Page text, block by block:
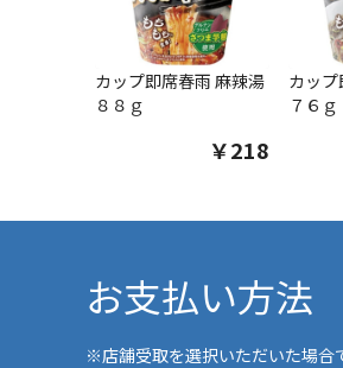
カップ即席春雨 麻辣湯
８８ｇ
￥218
カッ
７６ｇ
お支払い方法
※店舗受取を選択いただいた場合